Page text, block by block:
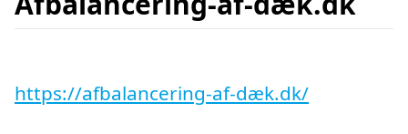
https://afbalancering-af-dæk.dk/